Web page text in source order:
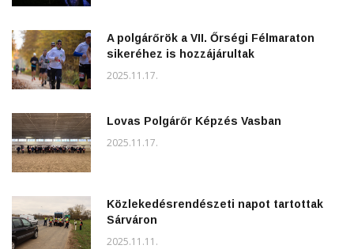
A polgárőrök a VII. Őrségi Félmaraton
sikeréhez is hozzájárultak
2025.11.17.
Lovas Polgárőr Képzés Vasban
2025.11.17.
Közlekedésrendészeti napot tartottak
Sárváron
2025.11.11.